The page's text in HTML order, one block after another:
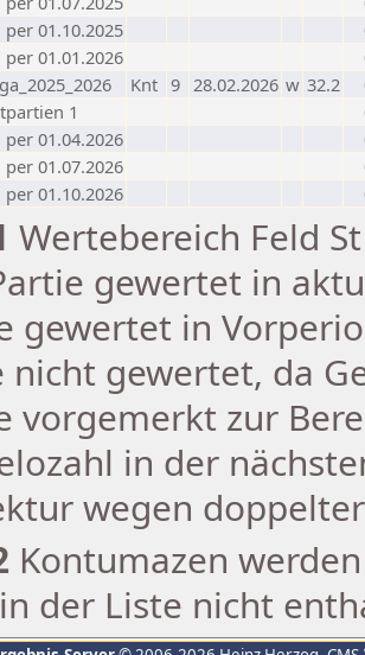
per 01.10.2025
per 01.01.2026
Knt 9 28.02.2026 w 32.2
1
per 01.04.2026
per 01.07.2026
per 01.10.2026
Wertebereich Feld
gewertet in
gewertet in
nicht gewertet, da
vorgemerkt zur
in der
wegen
Kontumazen
der Liste nicht